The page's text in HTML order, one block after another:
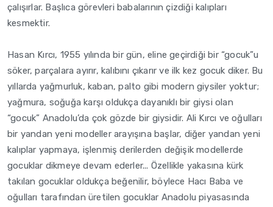
çalışırlar. Başlıca görevleri babalarının çizdiği kalıpları
kesmektir.
Hasan Kırcı, 1955 yılında bir gün, eline geçirdiği bir “gocuk”u
söker, parçalara ayırır, kalıbını çıkarır ve ilk kez gocuk diker. Bu
yıllarda yağmurluk, kaban, palto gibi modern giysiler yoktur;
yağmura, soğuğa karşı oldukça dayanıklı bir giysi olan
“gocuk” Anadolu’da çok gözde bir giysidir. Ali Kırcı ve oğulları
bir yandan yeni modeller arayışına başlar, diğer yandan yeni
kalıplar yapmaya, işlenmiş derilerden değişik modellerde
gocuklar dikmeye devam ederler... Özellikle yakasına kürk
takılan gocuklar oldukça beğenilir, böylece Hacı Baba ve
oğulları tarafından üretilen gocuklar Anadolu piyasasında